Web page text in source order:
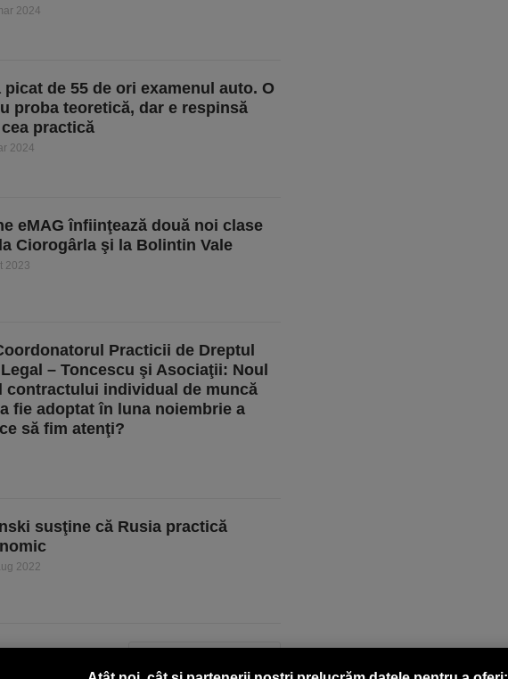
2024
picat de 55 de ori examenul auto. O
proba teoretică, dar e respinsă
practică
2024
eMAG înfiinţează două noi clase
Ciorogârla şi la Bolintin Vale
2023
Practicii de Dreptul
– Toncescu şi Asociaţii: Noul
contractului individual de muncă
fie adoptat în luna noiembrie a
să fim atenţi?
susţine că Rusia practică
2022